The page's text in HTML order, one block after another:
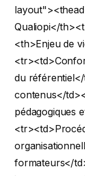
Qualiopi</
<th>Enjeu de
du
contenus</
pédagogiques
formateurs</